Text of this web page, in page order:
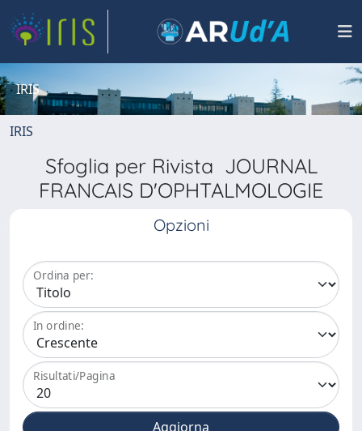
IRIS
IRIS
Sfoglia per Rivista JOURNAL
FRANCAIS D'OPHTALMOLOGIE
Opzioni
Ordina per:
In ordine:
Risultati/Pagina